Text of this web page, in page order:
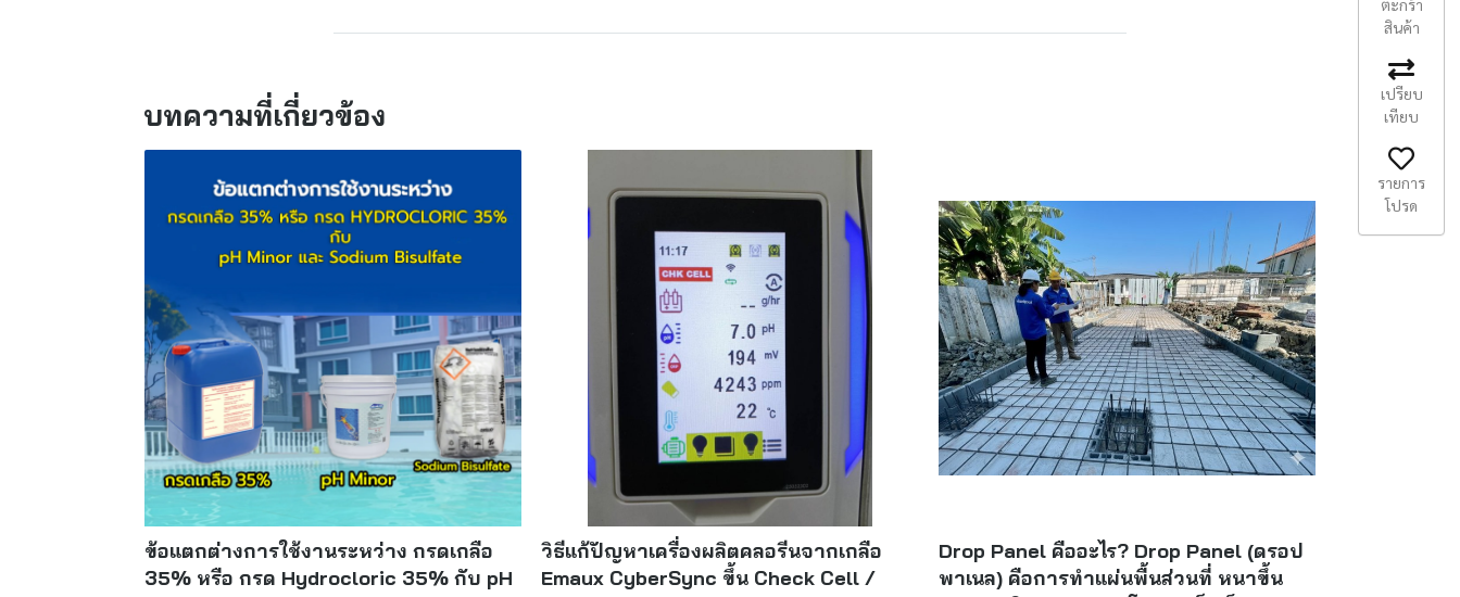
บทความที่เกี่ยวข้อง
ข้อแตกต่างการใช้งานระหว่าง กรดเกลือ
35% หรือ กรด Hydrocloric 35% กับ pH
วิธีแก้ปัญหาเครื่องผลิตคลอรีนจากเกลือ
Emaux CyberSync ขึ้น Check Cell /
Drop Panel คืออะไร? Drop Panel (ดรอป
พาเนล) คือการทำแผ่นพื้นส่วนที่ หนาขึ้น
ตะกร้า
สินค้า
เปรียบ
เทียบ
รายการ
โปรด